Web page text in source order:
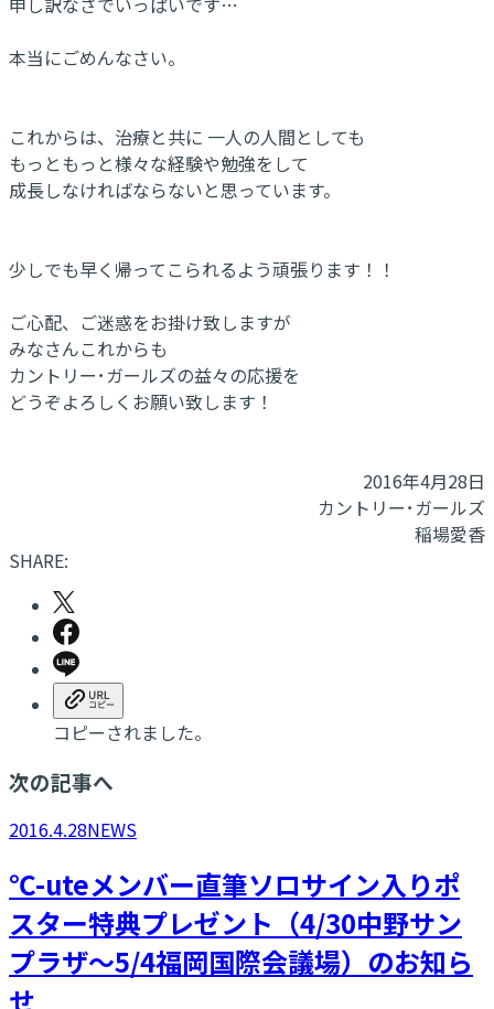
本当にごめんなさい。
これからは、治療と共に 一人の人間としても
もっともっと様々な経験や勉強をして
成長しなければならないと思っています。
少しでも早く帰ってこられるよう頑張ります！！
ご心配、ご迷惑をお掛け致しますが
みなさんこれからも
カントリー･ガールズの益々の応援を
どうぞよろしくお願い致します！
2016年4月28日
カントリー･ガールズ
稲場愛香
SHARE:
コピーされました。
次の記事へ
2016.4.28NEWS
​℃-uteメンバー直筆ソロサイン入りポ
スター特典プレゼント（4/30中野サン
プラザ～5/4福岡国際会議場）のお知ら
せ